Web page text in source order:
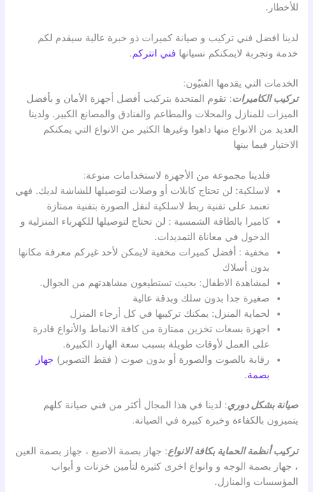
للأخطار.
لدينا افضل فني تركيب و صيانة كميرات ذو خبرة عالية سيقدم لكم
خدمة وتجربة لايمكنكم نسيانها فني انتركم.
الخدمات التي يقدمها الفنيّون:
تركيب الكاميرات: تقوم المتحدة بتركيب أفضل أجهزة الأمان و بأفضل
الميزات للمنازل والمحلات والمطاعم والفنادق والمصانع الكبير. ولدينا
العديد من الانواع منها داهوا وغيرها الكثير من الانواع التي يمكنكم
الاختيار فيما بينها
فلدينا مجموعة من الأجهزة لاستخدامات منوعة:
لاسلكية: لن تحتاج كابلات أو وصلات لتوصيلها للشاشة لديك. فهي
تعنمد على تقنية ربط لاسلكية لنقل الصورة بتقنية ممتازة
كاميرا بالطاقة الشمسية : لن تحتاج لتوصيلها للكهرباء المنزلية و
الدخول في معاناة التمديدات.
مخفية : أفضل كميرات مخفية لايمكن لأحد غيركم معرفة مكانها
بدون أسلاك
لمشاهدة الاطفال: بحيث تستطيعون مشاهدتهم من الجوال.
صغيرة جدا بدون سلك وبدقة عالية
لحماية المنزل: يمكنك تركيبها في كل أرجاء المنزل
اجهزة بسعات تخزين ممتازة من كافة الانماط والأنواع قادرة
على العمل لأوقات طويلة بسبب سعة الهارد الكبيرة.
رقابة بالصوت والصورة أو بدون صوت ( فقط التصوير) جهاز
بصمة.
صيانة بشكل دوري: لدينا في هذا المجال أكثر من فني صيانة كلهم
يتميزون بالكفاءة وخبرة كبيرة في الصيانة.
تركيب أنظمة الحماية بكافة الانواع: جهاز بصمة الاصبع ، جهاز بصمة العين
، جهاز بصمة الوجه و وانواع اخرى كثيرة لتأمين خزنات و أبواب
المؤسسات والمنازل.